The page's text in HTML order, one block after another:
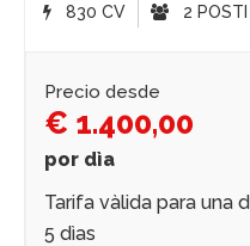
830 CV 2 POSTI
Precio desde
€ 1.400,00
por dìa
Tarifa vàlida para una
5 dìas